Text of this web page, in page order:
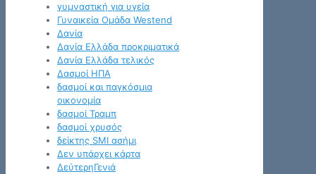
γυμναστική για υγεία
Γυναικεία Ομάδα Westend
Δανία
Δανία Ελλάδα προκριματικά
Δανία Ελλάδα τελικός
Δασμοί ΗΠΑ
δασμοί και παγκόσμια
οικονομία
δασμοί Τραμπ
δασμοί χρυσός
δείκτης SMI ασήμι
Δεν υπάρχει κάρτα
ΔεύτερηΓενιά